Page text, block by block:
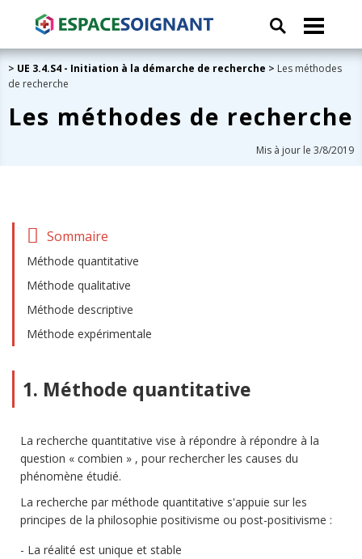
> UE 3.4.S4 - Initiation à la démarche de recherche > Les méthodes
de recherche
Les méthodes de recherche
Mis à jour le 3/8/2019
Sommaire
Méthode quantitative
Méthode qualitative
Méthode descriptive
Méthode expérimentale
1. Méthode quantitative
La recherche quantitative vise à répondre à répondre à la
question « combien » , pour rechercher les causes du
phénomène étudié.
La recherche par méthode quantitative s'appuie sur les
principes de la philosophie positivisme ou post-positivisme :
La réalité est unique et stable